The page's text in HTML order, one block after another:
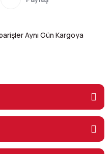
Aynı Gün Kargoya